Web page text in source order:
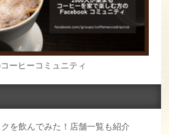
ーヒーコミュニティ
を飲んでみた！店舗一覧も紹介